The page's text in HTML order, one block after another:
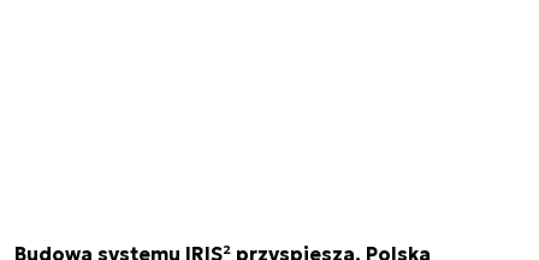
Budowa systemu IRIS² przyspiesza. Polska